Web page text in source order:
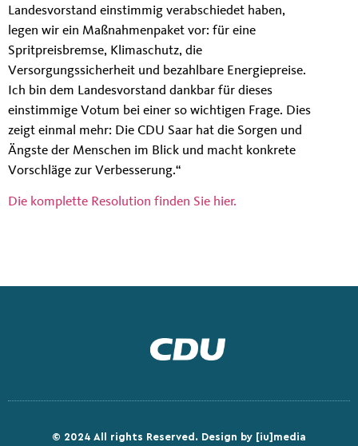
Landesvorstand einstimmig verabschiedet haben,
legen wir ein Maßnahmenpaket vor: für eine
Spritpreisbremse, Klimaschutz, die
Versorgungssicherheit und bezahlbare Energiepreise.
Ich bin dem Landesvorstand dankbar für dieses
einstimmige Votum bei einer so wichtigen Frage. Dies
zeigt einmal mehr: Die CDU Saar hat die Sorgen und
Ängste der Menschen im Blick und macht konkrete
Vorschläge zur Verbesserung.“
Die komplette Resolution finden Sie hier.
© 2024 All rights Reserved. Design by [iu]media